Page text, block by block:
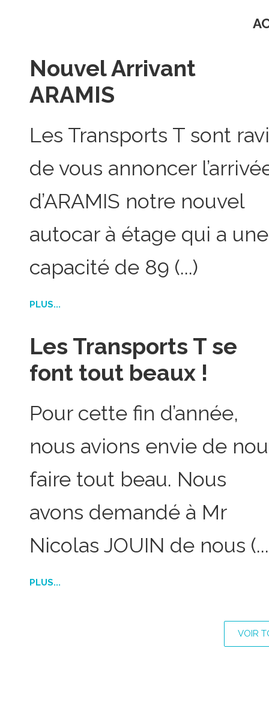
Nouvel Arrivant
ARAMIS
Les Transports T sont
de vous annoncer
d’ARAMIS notre nouvel
autocar à étage qui a une
capacité de 89 (...)
PLUS...
Les Transports T se
font tout beaux !
Pour cette fin d’année,
nous avions envie de
faire tout beau. Nous
avons demandé à Mr
Nicolas JOUIN de nous
PLUS...
VOIR